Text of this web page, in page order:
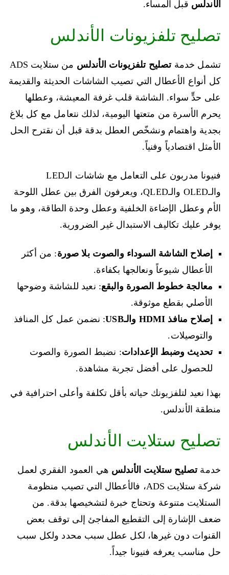
الأندلس قبل المساء.
تصليح تلفزيونات الأندلس
تشمل خدمةتصليح تلفزيونات الأندلس
من ستلايت ADS
كل أنواع الأعطال التي تصيب الشاشات الحديثة والقديمة
على حدٍّ سواء. الشاشة قلب غرفة المعيشة، وعطلها
يحرم الأسرة من متعتها اليومية، لذلك نتعامل مع كل بلاغ
بجدية واهتمام ونشخّص العطل بدقة قبل أن نقترح الحل
الأمثل اقتصادياً وفنياً.
فنيونا مدربون على التعامل مع شاشات الـLED
والـOLED والـQLED، ويعرفون الفرق بين عطل اللوحة
الأم وعطل الإضاءة الخلفية وعطل وحدة الطاقة، وهو ما
يوفر عليك تكاليف الاستبدال غير الضرورية.
إصلاح الشاشة السوداء والصوت بلا صورة: من أكثر
الأعطال شيوعاً ونعالجها بكفاءة.
معالجة خطوط الصورة والبقع: نعيد للشاشة وضوحها
الأصلي بقطع موثوقة.
إصلاح منافذ HDMI والـUSB
: نضمن عمل كل المنافذ
والتوصيلات.
تحديث وضبط الإعدادات: نضبط الصورة والصوت
للحصول على أفضل تجربة مشاهدة.
بهذا نعيد لتلفزيونك حياته بأقل تكلفة وأعلى احترافية في
منطقة الأندلس.
تصليح ستلايت الأندلس
خدمةتصليح ستلايت الأندلس هي العمود الفقري لعمل
شركة ستلايت ADS، فالأعطال التي تصيب منظومة
الستلايت متنوعة وتحتاج خبرة لتشخيصها بدقة. من
ضعف الإشارة إلى التقطيع المفاجئ إلى توقف بعض
القنوات دون غيرها، لكل عطل سبب محدد ولكل سبب
حل مناسب يعرفه فنيونا جيداً.